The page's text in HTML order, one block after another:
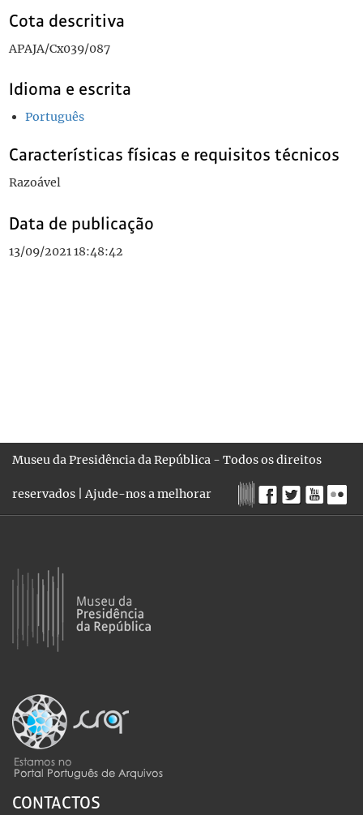
Cota descritiva
APAJA/Cx039/087
Idioma e escrita
Português
Características físicas e requisitos técnicos
Razoável
Data de publicação
13/09/2021 18:48:42
Museu da Presidência da República - Todos os direitos
reservados |Ajude-nos a melhorar
CONTACTOS